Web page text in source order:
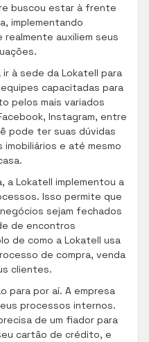
buscou estar à frente
implementando
auxiliem seus
à sede da Lokatell para
capacitadas para
pelos mais variados
Instagram, entre
pode ter suas dúvidas
e até mesmo
a Lokatell implementou a
Isso permite que
sejam fechados
de encontros
de como a Lokatell usa
de compra, venda
clientes.
para por aí. A empresa
processos internos.
de um fiador para
cartão de crédito, e